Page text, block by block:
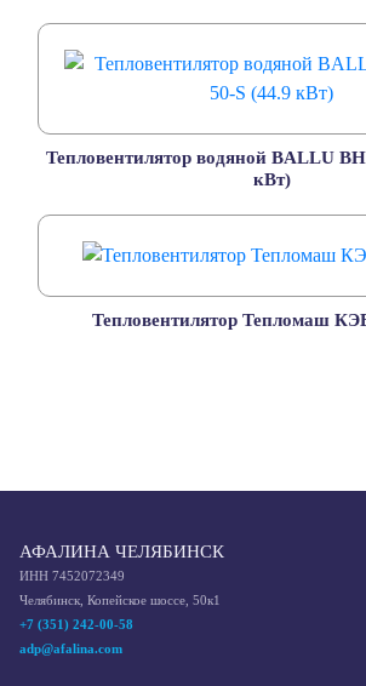
Тепловентилятор водяной BALLU
кВт)
Тепловентилятор Тепломаш
АФАЛИНА ЧЕЛЯБИНСК
ИНН 7452072349
Челябинск, Копейское шоссе, 50к1
+7 (351) 242-00-58
adp@afalina.com